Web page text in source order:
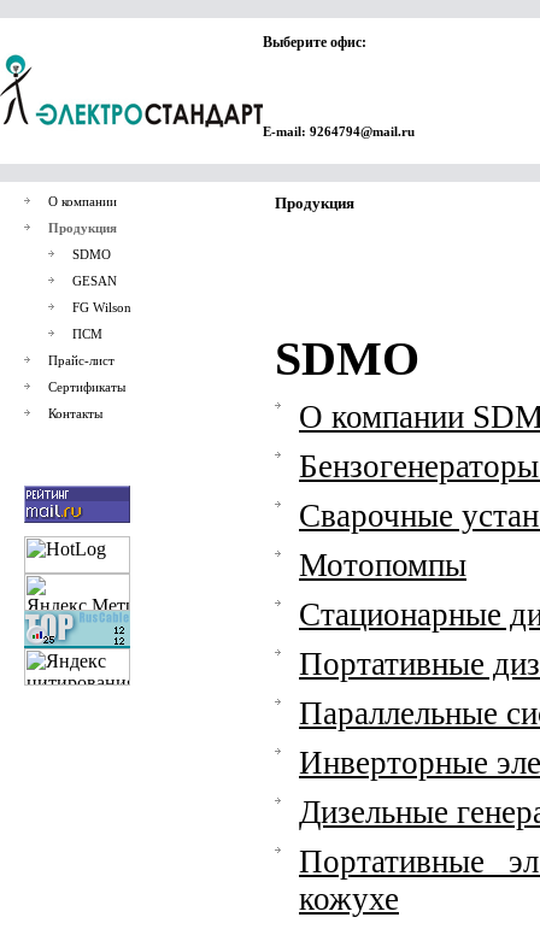
Выберите офис:
E-mail: 9264794@mail.ru
О компании
Продукция
SDMO
GESAN
FG Wilson
ПСМ
Прайс-лист
Сертификаты
Контакты
Продукция
SDMO
О компании
Сварочные
Мотопомпы
Стационарные
Портативные
Параллельные
Инверторные
Дизельные
Портативные
кожухе